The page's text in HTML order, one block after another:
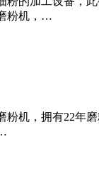
粉机，…
粉机，拥有22年